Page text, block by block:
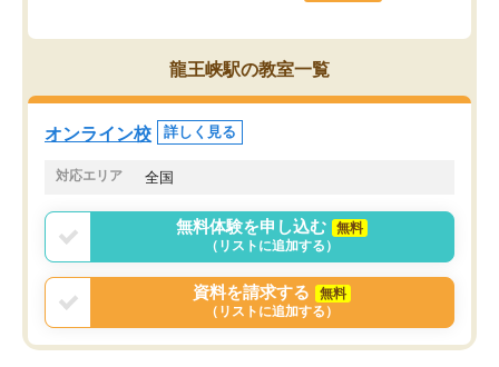
龍王峡駅の教室一覧
オンライン校 詳しく見る
対応エリア 全国
無料体験を申し込む
無料
（リストに追加する）
資料を請求する
無料
（リストに追加する）